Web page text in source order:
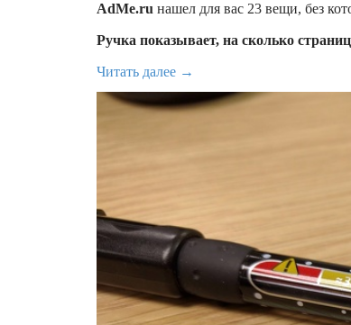
AdMe.ru нашел для вас 23 вещи, без
Ручка показывает, на сколько
Читать далее →